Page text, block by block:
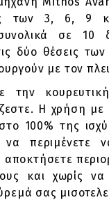
των 3, 6, 9
συνολικά σε 10
δύο θέσεις
με τον
την
Η χρήση με
100% της
να περιμένετε
και χωρίς
σας